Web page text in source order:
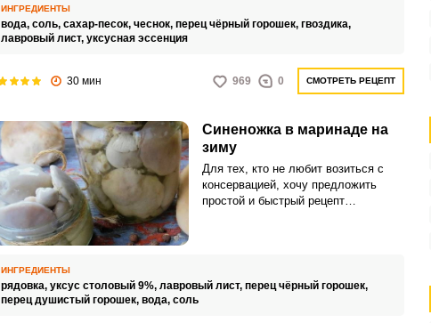
ИНГРЕДИЕНТЫ
вода, соль, сахар-песок, чеснок, перец чёрный горошек, гвоздика,
лавровый лист, уксусная эссенция
30 мин 969 0 СМОТРЕТЬ РЕЦЕПТ
Синеножка в маринаде на
зиму
Для тех, кто не любит возиться с
консервацией, хочу предложить
простой и быстрый рецепт
обеденный, так и любой
ИНГРЕДИЕНТЫ
рядовка, уксус столовый 9%, лавровый лист, перец чёрный горошек,
перец душистый горошек, вода, соль
Забыли пароль?